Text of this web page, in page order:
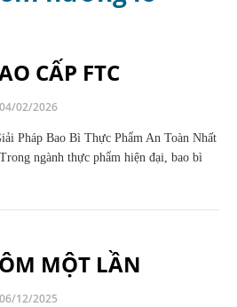
CẤP FTC
04/02/2026
Pháp Bao Bì Thực Phẩm An Toàn Nhất
ngành thực phẩm hiện đại, bao bì
MỘT LẦN
06/12/2025